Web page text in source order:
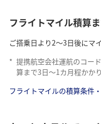
フライトマイル積算
ご搭乗日より2～3日後にマ
* 提携航空会社運航のコー
算まで3日～1カ月程かかり
フライトマイルの積算条件